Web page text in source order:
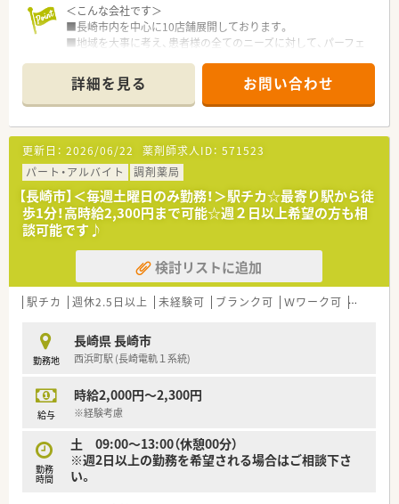
＜こんな会社です＞
■長崎市内を中心に10店舗展開しております。
■地域を大事に考え、患者様の全てのニーズに対して、パーフェ
■一人一人がスペシャリストである会社を目指し、地域社会の医
療福祉向上の為、日頃精進し躍進していきたいと考えておりま
す。
■人員体制は余裕を持って配置する考え方です。
■社員の意見をしっかりと取り入れる社風です。皆様意見をし
っかりと伝えられています。
■企業検診も他社よりも手厚く（胃カメラや乳がん検診など）福
利厚生も充実しております。
■毎年新卒採用もされているため20代～30代の方も多く、店舗
間の交流も活発です。
■定年後も長く安定した働き方ができる企業です。
■社員の安全の為の防犯意識も高い会社で、定期的に訓練も行っ
ておられます。
詳細を見る お問い合わせ
更新日： 2026/06/22 薬剤師求人ID： 571523
パート・アルバイト
調剤薬局
【長崎市】＜毎週土曜日のみ勤務！＞駅チカ☆最寄り駅から徒
歩1分！高時給2,300円まで可能☆週２日以上希望の方も相
談可能です♪
検討リストに追加
駅チカ 週休2.5日以上 未経験可 ブランク可 Ｗワーク可 残業な
勤務地
長崎県 長崎市
西浜町駅 (長崎電軌１系統)
給与
時給2,000円～2,300円
※経験考慮
勤務
時間
土 09:00～13:00（休憩00分）
※週2日以上の勤務を希望される場合はご相談下さ
い。